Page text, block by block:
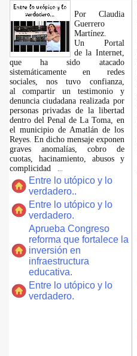
Por Claudia
Guerrero
Martínez.
​Un Portal
de la Internet,
que ha sido atacado
sistemáticamente en redes
sociales, nos tuvo confianza,
al compartir un testimonio y
denuncia ciudadana realizada por
personas privadas de la libertad
dentro del Penal de La Toma, en
el municipio de Amatlán de los
Reyes. En dicho mensaje exponen
graves anomalías, cobro de
cuotas, hacinamiento, abusos y
complicidad
Entre lo utópico y lo
verdadero..
Entre lo utópico y lo
verdadero.
Aprueba Congreso
reforma que fortalece la
inversión en
infraestructura
educativa.
Entre lo utópico y lo
verdadero.